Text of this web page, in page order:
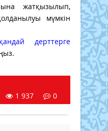
жатқызылып,
мүмкін
қандай дерттерге
1 937 0